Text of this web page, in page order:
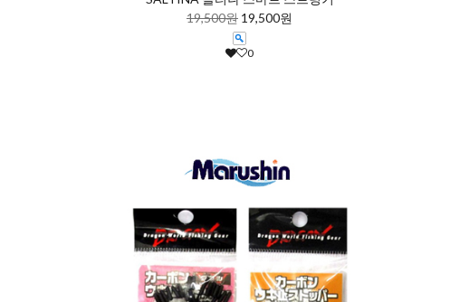
19,500원 19,500원
0